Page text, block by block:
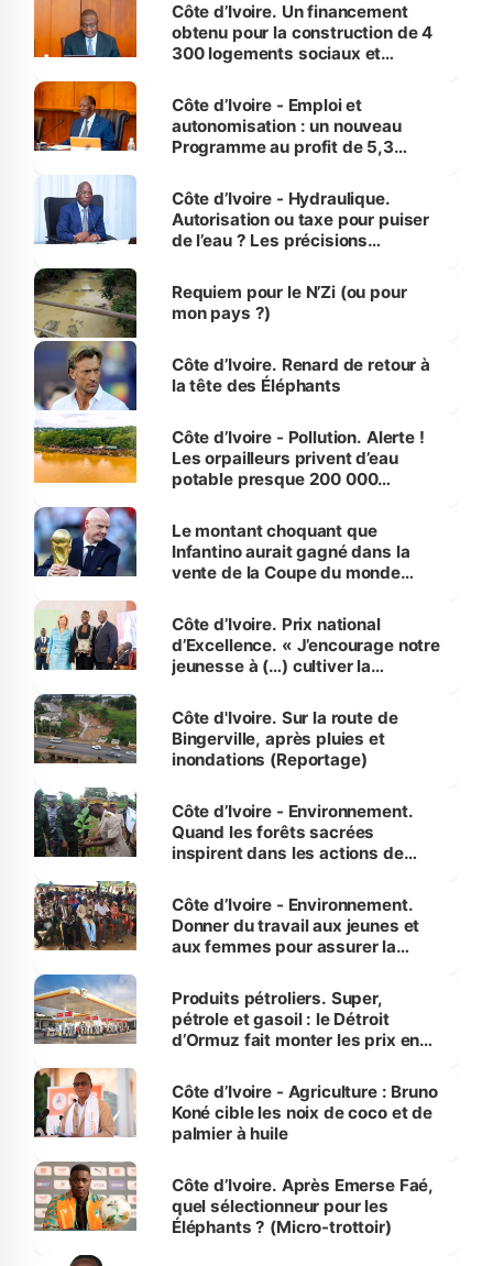
Côte d’Ivoire. Un financement
obtenu pour la construction de 4
300 logements sociaux et
et Yamoussoukro
Côte d’Ivoire - Emploi et
autonomisation : un nouveau
Programme au profit de 5,3
Côte d’Ivoire - Hydraulique.
Autorisation ou taxe pour puiser
de l’eau ? Les précisions
Requiem pour le N’Zi (ou pour
mon pays ?)
Côte d’Ivoire. Renard de retour à
la tête des Éléphants
Côte d’Ivoire - Pollution. Alerte !
Les orpailleurs privent d’eau
potable presque 200 000
Le montant choquant que
Infantino aurait gagné dans la
vente de la Coupe du monde
Côte d’Ivoire. Prix national
d’Excellence. « J’encourage notre
jeunesse à (…) cultiver la
(Alassane Ouattara
Côte d'Ivoire. Sur la route de
Bingerville, après pluies et
inondations (Reportage)
Côte d’Ivoire - Environnement.
Quand les forêts sacrées
inspirent dans les actions de
Côte d’Ivoire - Environnement.
Donner du travail aux jeunes et
aux femmes pour assurer la
menacées
Produits pétroliers. Super,
pétrole et gasoil : le Détroit
d’Ormuz fait monter les prix en
Côte d’Ivoire - Agriculture : Bruno
Koné cible les noix de coco et de
palmier à huile
Côte d’Ivoire. Après Emerse Faé,
quel sélectionneur pour les
Éléphants ? (Micro-trottoir)